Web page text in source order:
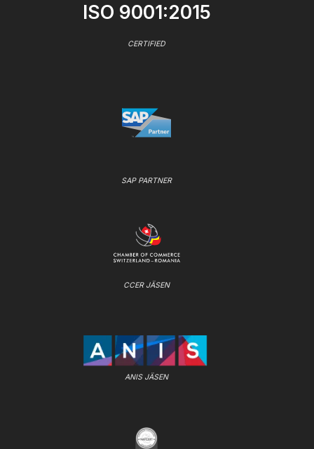
ISO 9001:2015
CERTIFIED
SAP PARTNER
CCER JÄSEN
ANIS JÄSEN